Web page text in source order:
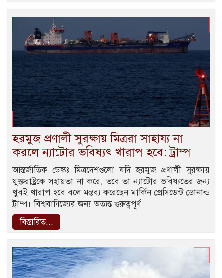
হরমুজ প্রণালী সুরক্ষায় মিত্ররা সাহায্য না
করলে ন্যাটোর ভবিষ্যৎ খারাপ হবে: ট্রাম্প
আন্তর্জাতিক ডেস্কঃ মিত্রদেশগুলো যদি হরমুজ প্রণালী সুরক্ষায়
যুক্তরাষ্ট্রকে সহায়তা না করে, তবে তা ন্যাটোর ভবিষ্যতের জন্য
খুবই খারাপ হবে বলে মন্তব্য করেছেন মার্কিন প্রেসিডেন্ট ডোনাল্ড
ট্রাম্প। বিশ্ববাণিজ্যের জন্য অত্যন্ত গুরুত্বপূর্ণ
বিস্তারিত...